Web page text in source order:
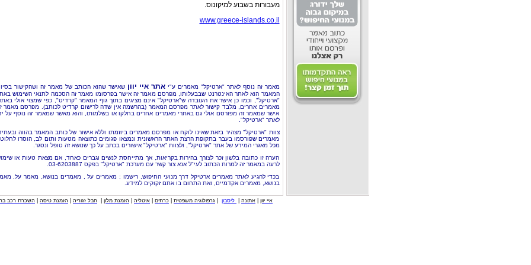
מעבורות בשבוע למיקונוס.
www.greece-islands.co.il
מאמר זה נוסף לאתר "ארטיקל" מאמרים ע"יאתר איי יוון שאישר שהוא הכותב של מאמר זה ושהקישור
המאמר הוא לאתר האינטרנט שבבעלותו, מפרסם מאמר זה אישר בפרסומו מאמר זה הסכמה לתנאי השימוש
"ארטיקל", וכמו כן אישר את העובדה ש"ארטיקל" אינם מציגים בתוך גוף המאמר "קרדיט", כפי שמצוי אולי
מאמרים אחרים, מלבד קישור לאתר מפרסם המאמר (בהרשמה אין שדה לרישום קרדיט לכותב). מפרסם מאמר
אישר שמאמר זה מפורסם אולי גם באתרי מאמרים אחרים בחלקו או בשלמותו, והוא מאשר שמאמר זה נוסף על
לאתר "ארטיקל".
צוות "ארטיקל" מצהיר בזאת שאינו לוקח או מפרסם מאמרים ביוזמתו וללא אישור של כותב המאמר בהווה
מאמרים שפורסמו בעבר בתקופת הרצת האתר הראשונית ונמצאו פגומים כתוצאה מטעות ותום לב, הוסרו
מכל מאגרי המידע של אתר "ארטיקל", ולצוות "ארטיקל" אישורים בכתב על כך שנושא זה טופל ונסגר.
הערה זו כתובה בלשון זכר לצורך בהירות בקריאות, אך מתייחסת לנשים וגברים כאחד, אם מצאת טעות או
לרעה במאמר זה למרות הכתוב לעי"ל אנא צור קשר עם מערכת "ארטיקל" בפקס 03-6203887.
בכדי להגיע לאתר מאמרים ארטיקל דרך מנועי החיפוש, רישמו : מאמרים על , מאמרים בנושא, מאמר על,
בנושא, מאמרים אקדמיים, ואת התחום בו אתם זקוקים למידע.
איי יוון אתונה ליסבון גרפולוגיה משפטית כרתים איטליה הזמנת מלון חבל זגוריה הזמנת טיסה השכרת רכב